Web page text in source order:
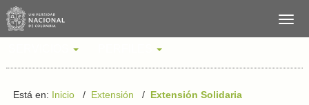
Está en: Inicio/ Extensión / Extensión Solidaria